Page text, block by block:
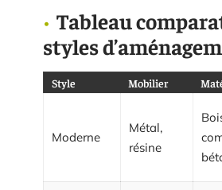
Tableau
styles
Style Mobilier
Moderne
Métal,
résine